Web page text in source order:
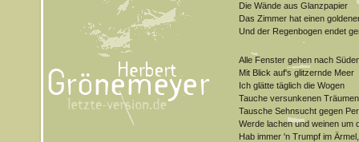
Die Wände aus Glanzpapier
Das Zimmer hat einen
Und der Regenbogen endet
Alle Fenster gehen nach
Mit Blick auf's glitzernde Meer
Ich glätte täglich die Wogen
Tauche versunkenen
Tausche Sehnsucht gegen
Werde lachen und weinen um
Hab immer 'n Trumpf im